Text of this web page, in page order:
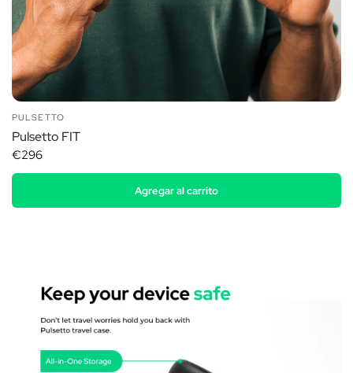
PULSETTO
Pulsetto FIT
€296
Agregar al carrito